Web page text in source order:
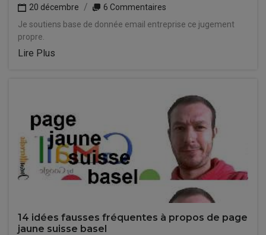
20 décembre
6 Commentaires
Je soutiens base de donnée email entreprise ce jugement
propre.
Lire Plus
14 idées fausses fréquentes à propos de page
jaune suisse basel